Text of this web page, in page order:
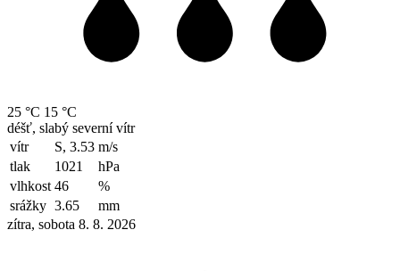
25 °C 15 °C
déšť, slabý severní vítr
vítr
S, 3.53 m/s
tlak
1021
hPa
vlhkost 46
%
srážky 3.65
mm
zítra, sobota 8. 8. 2026